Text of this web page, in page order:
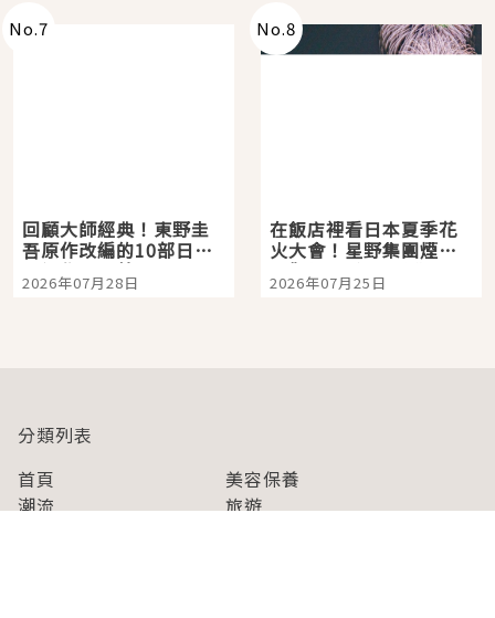
No.7
回顧大師經典！東野圭
吾原作改編的10部日本
影視作品推薦
2026年07月28日
No.8
在飯店裡看日本夏季花
火大會！星野集團煙火
景觀飯店6選，讓你不用
人擠人悠閒欣賞
2026年07月25日
分類列表
首頁
美容保養
潮流
旅遊